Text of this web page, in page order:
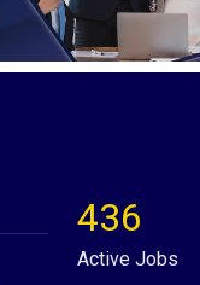
436
Active Jobs